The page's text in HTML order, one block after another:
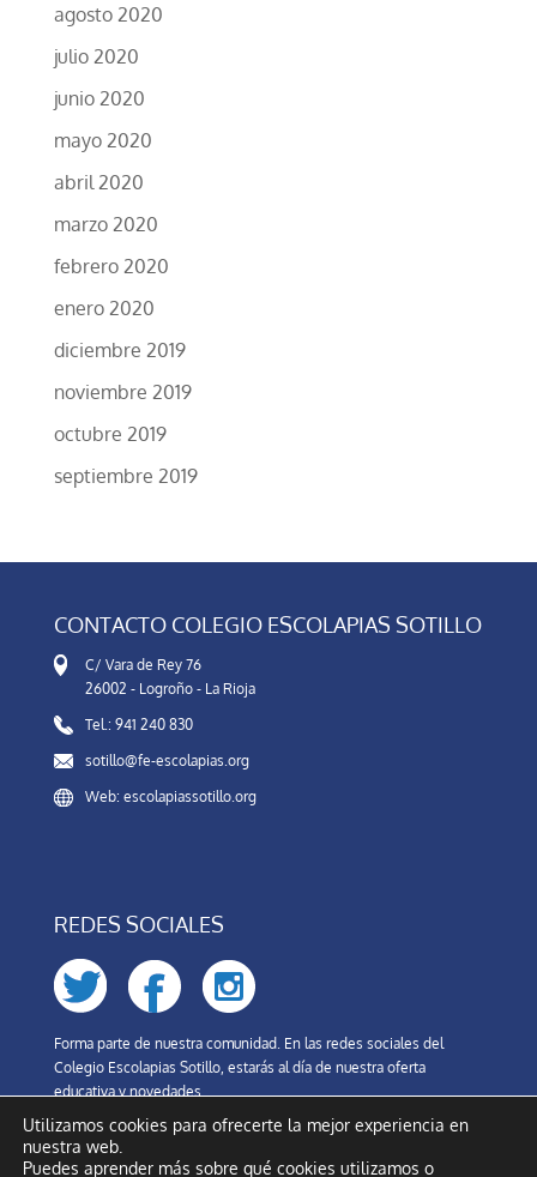
agosto 2020
julio 2020
junio 2020
mayo 2020
abril 2020
marzo 2020
febrero 2020
enero 2020
diciembre 2019
noviembre 2019
octubre 2019
septiembre 2019
CONTACTO COLEGIO ESCOLAPIAS SOTILLO
C/ Vara de Rey 76
26002 - Logroño - La Rioja
Tel.: 941 240 830
sotillo@fe-escolapias.org
Web: escolapiassotillo.org
REDES SOCIALES
Forma parte de nuestra comunidad. En las redes sociales del
Colegio Escolapias Sotillo, estarás al día de nuestra oferta
educativa y novedades.
Utilizamos cookies para ofrecerte la mejor experiencia en
nuestra web.
Puedes aprender más sobre qué cookies utilizamos o